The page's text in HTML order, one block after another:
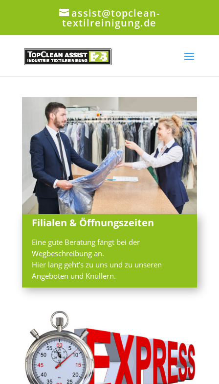
assist@topclean-
textilreinigung.de
Filialen & Öffnungszeiten
Eine gute Beratung fängt bei der
Wegbeschreibung an.
Hier lang geht’s zu uns und zu unseren
Angeboten und Knüllern.